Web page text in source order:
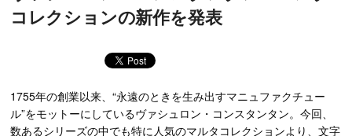
コレクションの新作を発表
1755年の創業以来、“永遠のときを生み出すマニュファクチュー
ル”をモットーにしているヴァシュロン・コンスタンタン。今回、
数あるシリーズの中でも特に人気のマルタコレクションより、文字